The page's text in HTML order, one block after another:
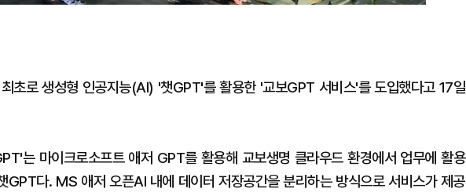
초로 생성형 인공지능(AI) '챗GPT'를 활용한 '교보GPT 서비스'를 도입했다고 17일
는 마이크로소프트 애저 GPT를 활용해 교보생명 클라우드 환경에서 업무에 활용
GPT다. MS 애저 오픈AI 내에 데이터 저장공간을 분리하는 방식으로 서비스가 제공